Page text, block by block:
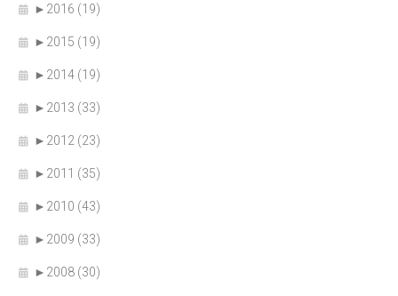
► 2016 (19)
► 2015 (19)
► 2014 (19)
► 2013 (33)
► 2012 (23)
► 2011 (35)
► 2010 (43)
► 2009 (33)
► 2008 (30)